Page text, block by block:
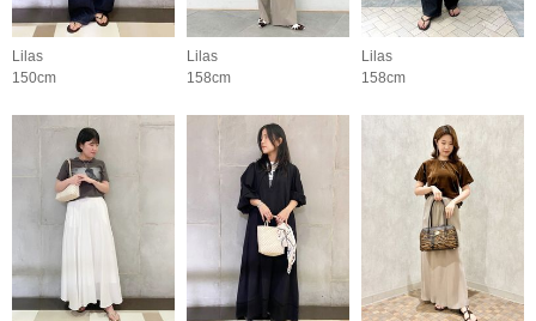
Lilas
150cm
Lilas
158cm
Lilas
158cm